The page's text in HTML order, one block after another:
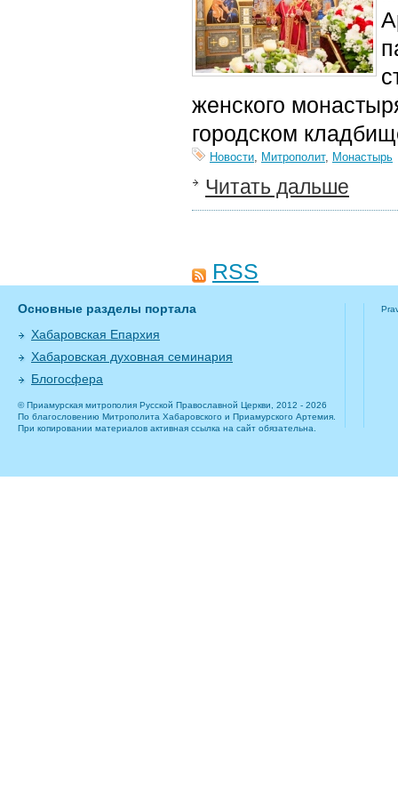
женского
городском
Новости, Митрополит, Монастырь
Читать дальше
RSS
Основные разделы портала
Хабаровская Епархия
Хабаровская духовная семинария
Блогосфера
© Приамурская митрополия Русской Православной Церкви, 2012 - 2026
По благословению Митрополита Хабаровского и Приамурского Артемия.
При копировании материалов активная ссылка на сайт обязательна.